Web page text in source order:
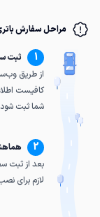
مراحل سفارش
1
ثبت
از طریق
کافیست
شما ثبت
2
بعد از ثبت
لازم برای